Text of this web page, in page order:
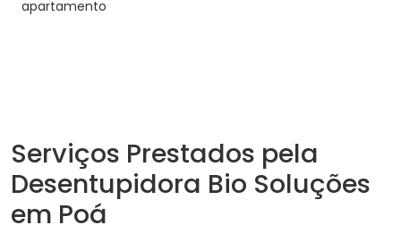
apartamento
Serviços Prestados pela
Desentupidora Bio Soluções
em Poá